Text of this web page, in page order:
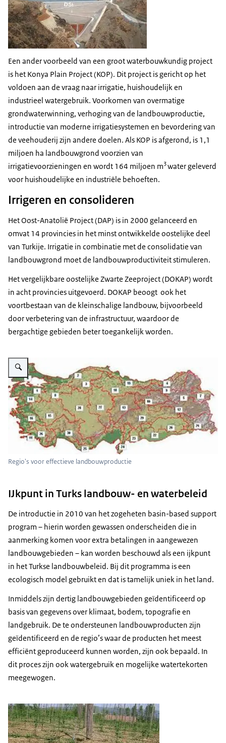
Een ander voorbeeld van een groot waterbouwkundig project
is het Konya Plain Project (KOP). Dit project is gericht op het
voldoen aan de vraag naar irrigatie, huishoudelijk en
industrieel watergebruik. Voorkomen van overmatige
grondwaterwinning, verhoging van de landbouwproductie,
introductie van moderne irrigatiesystemen en bevordering van
de veehouderij zijn andere doelen. Als KOP is afgerond, is 1,1
miljoen ha landbouwgrond voorzien van
irrigatievoorzieningen en wordt 164 miljoen m3water geleverd
voor huishoudelijke en industriële behoeften.
Irrigeren en consolideren
Het Oost-Anatolië Project (DAP) is in 2000 gelanceerd en
omvat 14 provincies in het minst ontwikkelde oostelijke deel
van Turkije. Irrigatie in combinatie met de consolidatie van
landbouwgrond moet de landbouwproductiviteit stimuleren.
Het vergelijkbare oostelijke Zwarte Zeeproject (DOKAP) wordt
in acht provincies uitgevoerd. DOKAP beoogt ook het
voortbestaan ​​van de kleinschalige landbouw, bijvoorbeeld
door verbetering van de infrastructuur, waardoor de
bergachtige gebieden beter toegankelijk worden.
Vergroot afbeelding Water
Regio's voor effectieve landbouwproductie
IJkpunt in Turks landbouw- en waterbeleid
De introductie in 2010 van het zogeheten basin-based support
program – hierin worden gewassen onderscheiden die in
aanmerking komen voor extra betalingen in aangewezen
landbouwgebieden – kan worden beschouwd als een ijkpunt
in het Turkse landbouwbeleid. Bij dit programma is een
ecologisch model gebruikt en dat is tamelijk uniek in het land.
Inmiddels zijn dertig landbouwgebieden geïdentificeerd op
basis van gegevens over klimaat, bodem, topografie en
landgebruik. De te ondersteunen landbouwproducten zijn
geïdentificeerd en de regio’s waar de producten het meest
efficiënt geproduceerd kunnen worden, zijn ook bepaald. In
dit proces zijn ook watergebruik en mogelijke watertekorten
meegewogen.